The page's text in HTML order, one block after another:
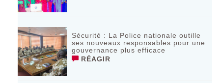
Sécurité : La Police nationale outille
ses nouveaux responsables pour une
gouvernance plus efficace
RÉAGIR